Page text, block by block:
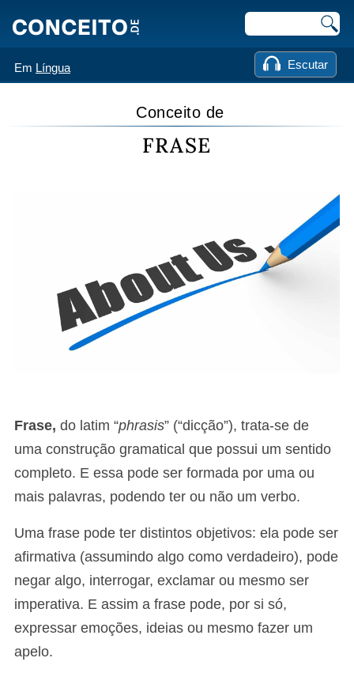
Em Língua Escutar
Conceito de
FRASE
Frase, do latim “phrasis” (“dicção”), trata-se de
uma construção gramatical que possui um sentido
completo. E essa pode ser formada por uma ou
mais palavras, podendo ter ou não um verbo.
Uma frase pode ter distintos objetivos: ela pode ser
afirmativa (assumindo algo como verdadeiro), pode
negar algo, interrogar, exclamar ou mesmo ser
imperativa. E assim a frase pode, por si só,
expressar emoções, ideias ou mesmo fazer um
apelo.